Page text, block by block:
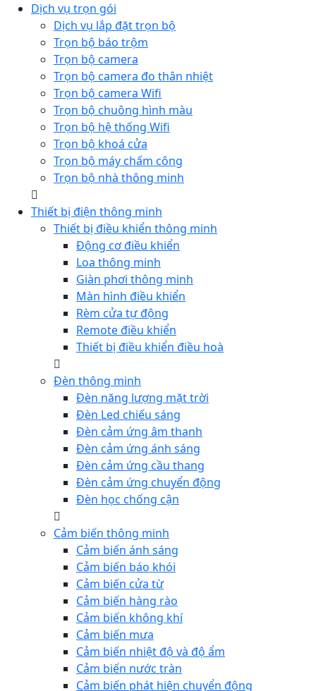
Dịch vụ trọn gói
Dịch vụ lắp đặt trọn bộ
Trọn bộ báo trộm
Trọn bộ camera
Trọn bộ camera đo thân nhiệt
Trọn bộ camera Wifi
Trọn bộ chuông hình màu
Trọn bộ hệ thống Wifi
Trọn bộ khoá cửa
Trọn bộ máy chấm công
Trọn bộ nhà thông minh
Thiết bị điện thông minh
Thiết bị điều khiển thông minh
Động cơ điều khiển
Loa thông minh
Giàn phơi thông minh
Màn hình điều khiển
Rèm cửa tự động
Remote điều khiển
Thiết bị điều khiển điều hoà
Đèn thông minh
Đèn năng lượng mặt trời
Đèn Led chiếu sáng
Đèn cảm ứng âm thanh
Đèn cảm ứng ánh sáng
Đèn cảm ứng cầu thang
Đèn cảm ứng chuyển động
Đèn học chống cận
Cảm biến thông minh
Cảm biến ánh sáng
Cảm biến báo khói
Cảm biến cửa từ
Cảm biến hàng rào
Cảm biến không khí
Cảm biến mưa
Cảm biến nhiệt độ và độ ẩm
Cảm biến nước tràn
Cảm biến phát hiện chuyển động